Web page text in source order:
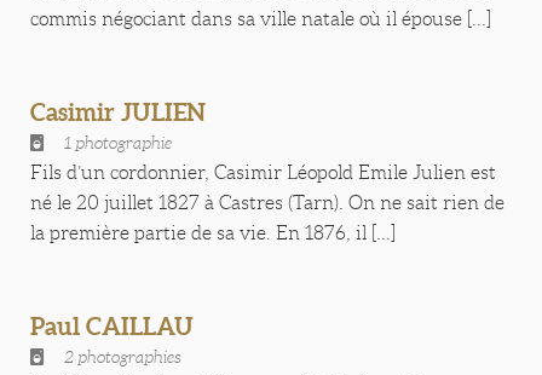
commis négociant dans sa ville natale où il épouse [...]
Casimir JULIEN
1 photographie
Fils d’un cordonnier, Casimir Léopold Emile Julien est
né le 20 juillet 1827 à Castres (Tarn). On ne sait rien de
la première partie de sa vie. En 1876, il [...]
Paul CAILLAU
2 photographies